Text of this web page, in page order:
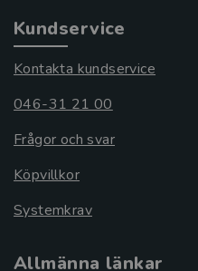
Kundservice
Kontakta kundservice
046-31 21 00
Frågor och svar
Köpvillkor
Systemkrav
Allmänna länkar